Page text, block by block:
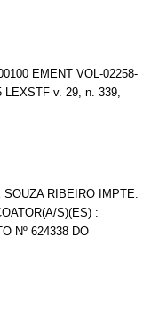
EMENT VOL-02258-
LEXSTF v. 29, n. 339,
SOUZA RIBEIRO IMPTE.
S)(ES) :
Nº 624338 DO